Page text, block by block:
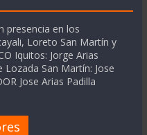
presencia en los
Loreto San Martín y
Iquitos: Jorge Arias
Lozada San Martín: Jose
Jose Arias Padilla